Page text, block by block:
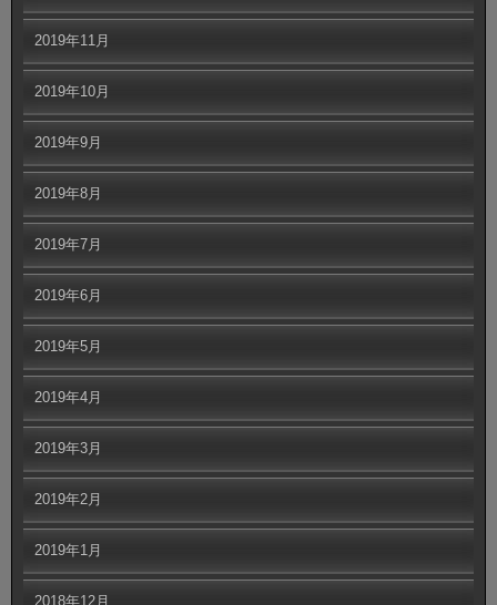
2019年11月
2019年10月
2019年9月
2019年8月
2019年7月
2019年6月
2019年5月
2019年4月
2019年3月
2019年2月
2019年1月
2018年12月